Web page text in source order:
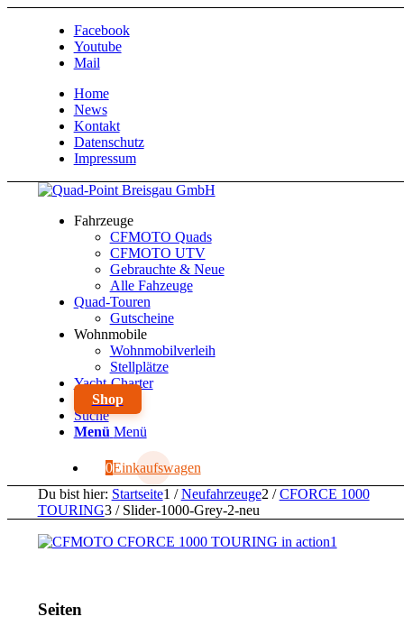
Facebook
Youtube
Mail
Home
News
Kontakt
Datenschutz
Impressum
Fahrzeuge
CFMOTO Quads
CFMOTO UTV
Gebrauchte & Neue
Alle Fahzeuge
Quad-Touren
Gutscheine
Wohnmobile
Wohnmobilverleih
Stellplätze
Yacht-Charter
Shop
Suche
Menü Menü
0Einkaufswagen
Du bist hier: Startseite1 / Neufahrzeuge2 / CFORCE 1000
TOURING3 / Slider-1000-Grey-2-neu
Seiten